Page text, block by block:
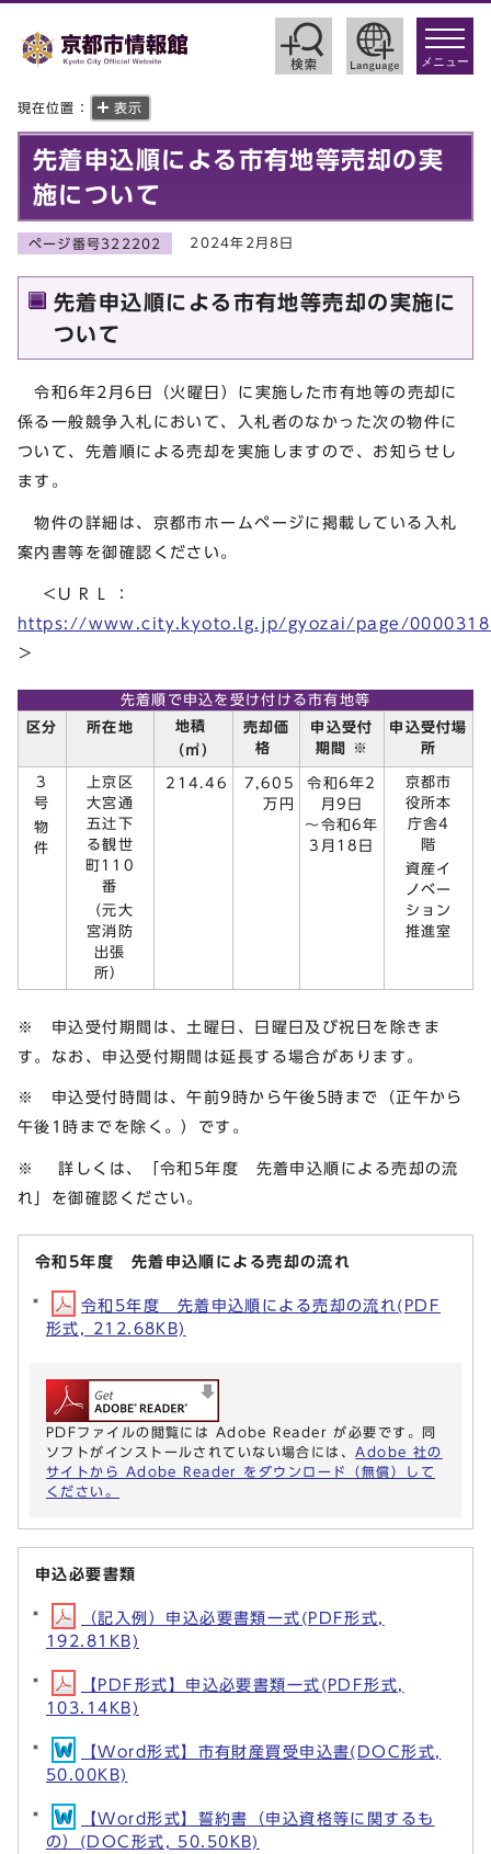
toggle
メニュー
現在位置： 表示
先着申込順による市有地等売却の実
施について
ページ番号322202 2024年2月8日
先着申込順による市有地等売却の実施に
ついて
令和6年2月6日（火曜日）に実施した市有地等の売却に
係る一般競争入札において、入札者のなかった次の物件に
ついて、先着順による売却を実施しますので、お知らせし
ます。
物件の詳細は、京都市ホームページに掲載している入札
案内書等を御確認ください。
＜U R L ：
https://www.city.kyoto.lg.jp/gyozai/page/
＞
先着順で申込を受け付ける市有地等
区分
所在地
地積
（㎡）
売却価
格
申込受付
期間 ※
申込受付場
所
3
号
物
件
上京区
大宮通
五辻󠄀下
る観世
町110
番
（元大
宮消防
出張
所）
214.46
7,605
万円
令和6年2
月9日
～令和6年
3月18日
京都市
役所本
庁舎4
階
資産イ
ノベー
ション
推進室
※ 申込受付期間は、土曜日、日曜日及び祝日を除きま
す。なお、申込受付期間は延長する場合があります。
※ 申込受付時間は、午前9時から午後5時まで（正午から
午後1時までを除く。）です。
※ 詳しくは、「令和5年度 先着申込順による売却の流
れ」を御確認ください。
令和5年度 先着申込順による売却の流れ
令和5年度 先着申込順による売却の流れ(PDF
形式, 212.68KB)
PDFファイルの閲覧には Adobe Reader が必要です。同
ソフトがインストールされていない場合には、 Adobe 社の
サイトから Adobe Reader をダウンロード（無償）して
ください。
申込必要書類
（記入例）申込必要書類一式(PDF形式,
192.81KB)
【PDF形式】申込必要書類一式(PDF形式,
103.14KB)
【Word形式】市有財産買受申込書(DOC形式,
50.00KB)
【Word形式】誓約書（申込資格等に関するも
の）(DOC形式, 50.50KB)